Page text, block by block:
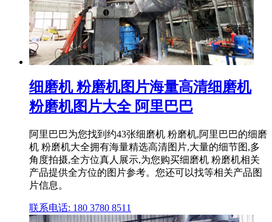
细磨机 粉磨机图片海量高清细磨机
粉磨机图片大全 阿里巴巴
阿里巴巴为您找到约43张细磨机 粉磨机,阿里巴巴的细磨
机 粉磨机大全拥有海量精选高清图片,大量的细节图,多
角度拍摄,全方位真人展示,为您购买细磨机 粉磨机相关
产品提供全方位的图片参考。您还可以找等相关产品图
片信息。
联系电话: 180 3780 8511